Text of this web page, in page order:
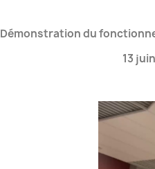
Démonstration du
13